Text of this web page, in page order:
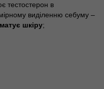
тестостерон в
виділенню себуму –
шкіру;